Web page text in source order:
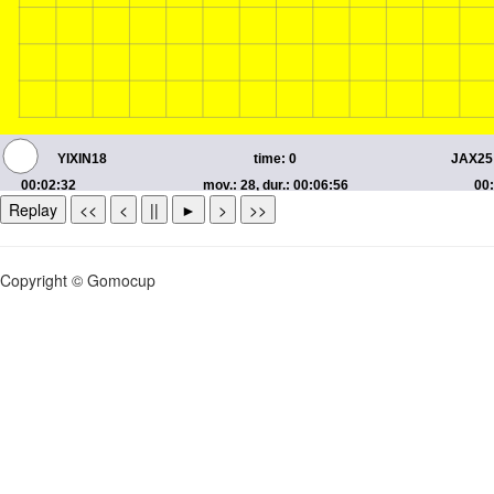
Replay << < || ► > >>
Copyright © Gomocup